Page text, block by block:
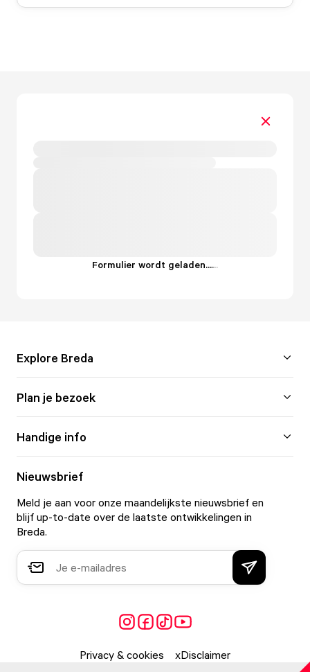
Formulier wordt geladen......
Explore Breda
Plan je bezoek
Handige info
Nieuwsbrief
Meld je aan voor onze maandelijkste nieuwsbrief en
blijf up-to-date over de laatste ontwikkelingen in
Breda.
Privacy & cookies Disclaimer